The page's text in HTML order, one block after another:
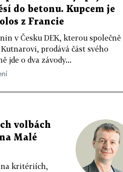
do betonu. Kupcem je
z Francie
v Česku DEK, kterou společně
prodává část svého
jde o dva závody...
volbách
Malé
na kritériích,